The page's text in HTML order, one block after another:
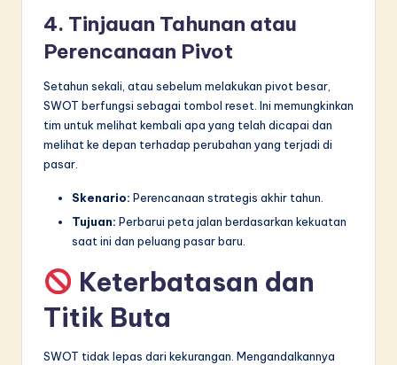
4. Tinjauan Tahunan atau
Perencanaan Pivot
Setahun sekali, atau sebelum melakukan pivot besar,
SWOT berfungsi sebagai tombol reset. Ini memungkinkan
tim untuk melihat kembali apa yang telah dicapai dan
melihat ke depan terhadap perubahan yang terjadi di
pasar.
Skenario: Perencanaan strategis akhir tahun.
Tujuan: Perbarui peta jalan berdasarkan kekuatan
saat ini dan peluang pasar baru.
Keterbatasan dan
Titik Buta
SWOT tidak lepas dari kekurangan. Mengandalkannya